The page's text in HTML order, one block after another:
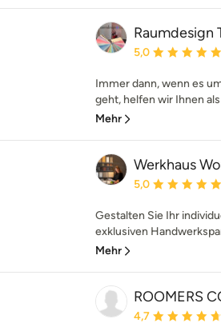
Raumdesign
5,0
Immer dann, wenn es
geht, helfen wir Ihnen
Mehr
Werkhaus
5,0
Gestalten Sie Ihr
exklusiven
Mehr
ROOMERS
4,7